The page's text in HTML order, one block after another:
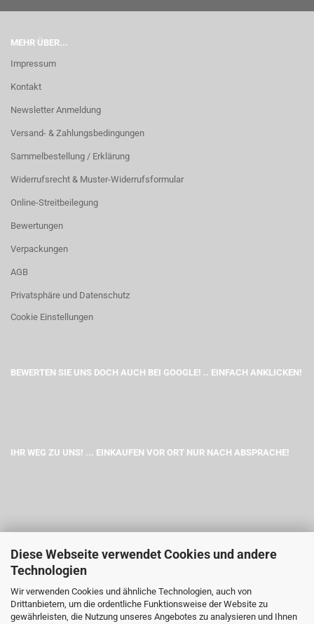
Diese Webseite verwendet Cookies und andere
Technologien
Wir verwenden Cookies und ähnliche Technologien, auch von
Drittanbietern, um die ordentliche Funktionsweise der Website zu
gewährleisten, die Nutzung unseres Angebotes zu analysieren und Ihnen
MEHR ÜBER...
Impressum
Kontakt
Newsletter Anmeldung
Versand- & Zahlungsbedingungen
Sammelbestellung / Erklärung
Widerrufsrecht & Muster-Widerrufsformular
Online-Streitbeilegung
Bewertungen
Verpackungen
AGB
Privatsphäre und Datenschutz
Cookie Einstellungen
BEWERTEN SIE UNS DOCH AUCH BEI GOOGLE! .. EINFACH ANKLICKEN!
IHR WEG ZU UNS! ... EINKAUFEN VOR ORT NUR NACH ABSPRACHE!